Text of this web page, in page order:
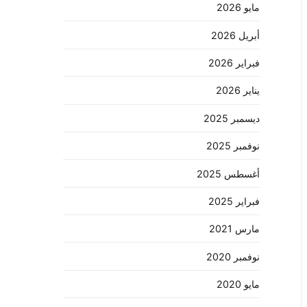
مايو 2026
أبريل 2026
فبراير 2026
يناير 2026
ديسمبر 2025
نوفمبر 2025
أغسطس 2025
فبراير 2025
مارس 2021
نوفمبر 2020
مايو 2020